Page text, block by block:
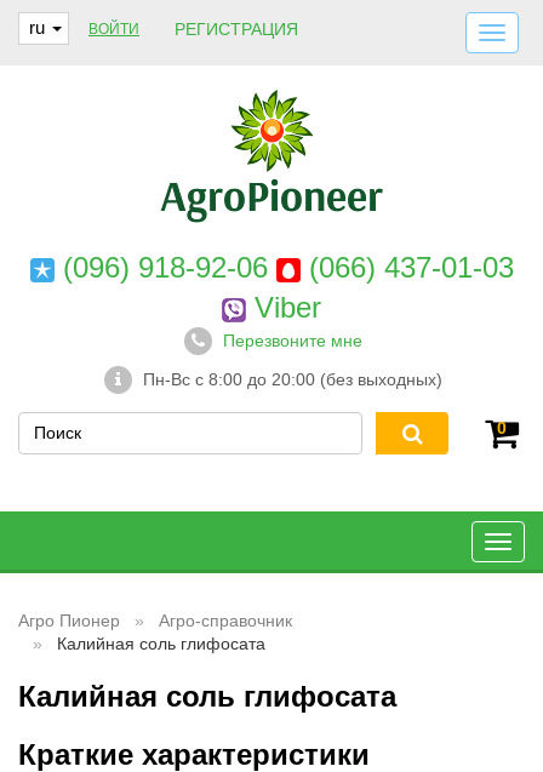
ru ВОЙТИ РЕГИСТРАЦИЯ
ДОСТАВКА И ОПЛАТА
О НАС
ГАРАНТИИ
КОНТАКТЫ
(096) 918-92-06
(066) 437-01-03
Viber
Перезвоните мне
Пн-Вс с 8:00 до 20:00 (без выходных)
0
Агро Пионер
Агро-справочник
Калийная соль глифосата
Калийная соль глифосата
Краткие характеристики